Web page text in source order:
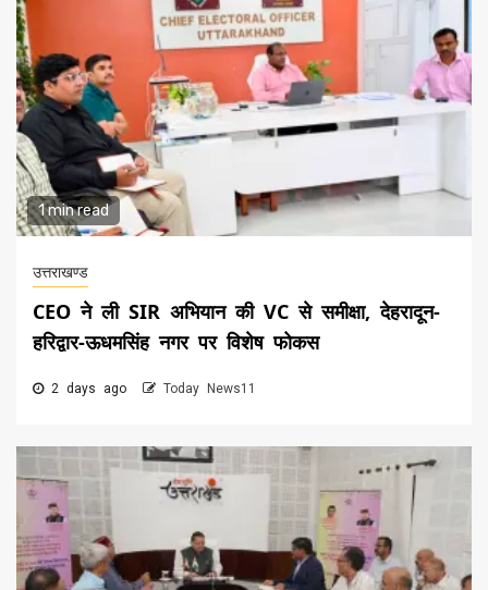
1 min read
उत्तराखण्ड
CEO ने ली SIR अभियान की VC से समीक्षा, देहरादून-
हरिद्वार-ऊधमसिंह नगर पर विशेष फोकस
2 days ago Today News11